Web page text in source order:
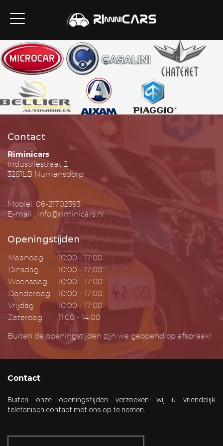
Contact
Riminicars
Industriestraat 2
3281LB Numansdorp
Mobiel: 06-21702393
E-mail : info@riminicars.nl
Openingstijden
Maandag
10:00 - 17:00
Dinsdag
10:00 - 17:00
Woensdag
10:00 - 17:00
Donderdag
10:00 - 17:00
Vrijdag
10:00 - 17:00
Zaterdag
11:00 - 14:00
Buiten de openingstijden zijn we geopend op afspraak!
Contact
Buiten onze openingstijden verzoeken wij u vriendelijk
telefonisch contact met ons op te nemen.